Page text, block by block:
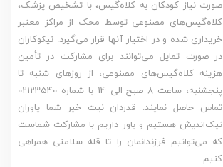
صورت نیاز کودکان به کلاه‌گیس، با تشخیص پزشک،
کلاه‌گیس‌های مصنوعی توسط محک از مراکز معتبر
خریداری شده و در اختیار آنها قرار می‌گیرد. نیکوکاران
در صورت تمایل می‌توانند برای مشارکت در تأمین
هزینه کلاه‌گیس‌های مصنوعی، از روزهای شنبه تا
پنجشنبه، ساعت 8 صبح الی 14 با شماره 02123540
تماس حاصل نمایند. قدردان نیت خیر شما یاوران
نیک‌اندیش هستیم و باور داریم با مشارکت شماست
که می‌توانیم فرزندانمان را تا قله سلامتی همراهی
کنیم.